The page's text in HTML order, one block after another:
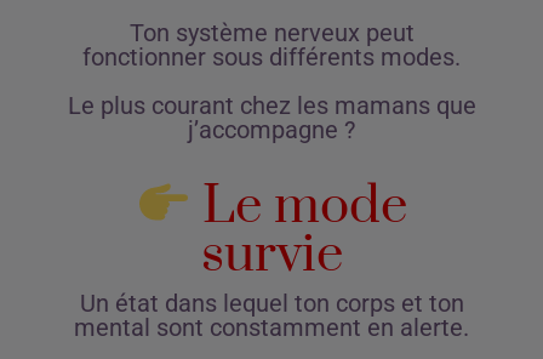
Ton système nerveux peut
fonctionner sous différents modes.
Le plus courant chez les mamans que
j’accompagne ?
Le mode
survie
Un état dans lequel ton corps et ton
mental sont constamment en alerte.